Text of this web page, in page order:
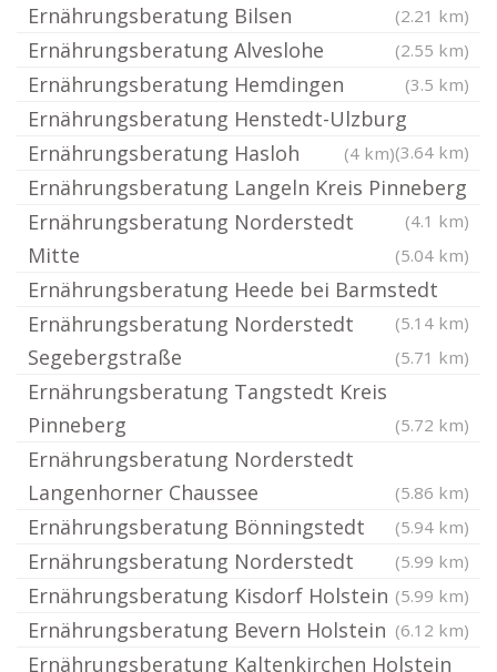
Ernährungsberatung Bilsen (2.21 km)
Ernährungsberatung Alveslohe (2.55 km)
Ernährungsberatung Hemdingen (3.5 km)
Ernährungsberatung Henstedt-Ulzburg
(3.64 km)
Ernährungsberatung Hasloh (4 km)
Ernährungsberatung Langeln Kreis Pinneberg
(4.1 km)
Ernährungsberatung Norderstedt
Mitte
(5.04 km)
Ernährungsberatung Heede bei Barmstedt
(5.14 km)
Ernährungsberatung Norderstedt
Segebergstraße
(5.71 km)
Ernährungsberatung Tangstedt Kreis
Pinneberg
(5.72 km)
Ernährungsberatung Norderstedt
Langenhorner Chaussee
(5.86 km)
Ernährungsberatung Bönningstedt (5.94 km)
Ernährungsberatung Norderstedt (5.99 km)
Ernährungsberatung Kisdorf Holstein (5.99 km)
Ernährungsberatung Bevern Holstein (6.12 km)
Ernährungsberatung Kaltenkirchen Holstein